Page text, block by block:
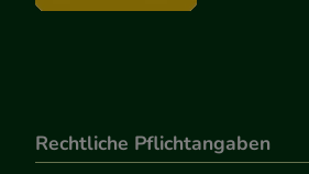
Rechtliche Pflichtangaben